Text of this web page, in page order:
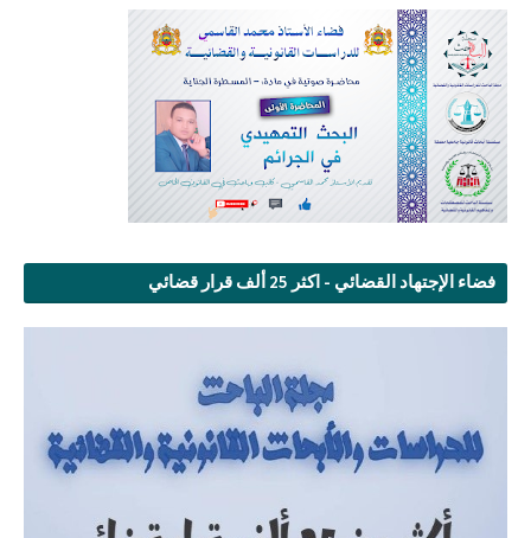
فضاء الإجتهاد القضائي - اكثر 25 ألف قرار قضائي